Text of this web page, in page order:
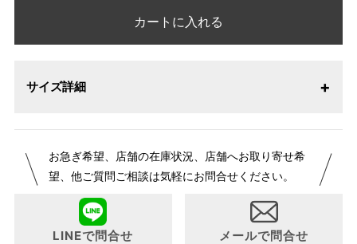
カートに入れる
サイズ詳細
お急ぎ希望、店舗の在庫状況、店舗へお取り寄せ希
望、他ご質問ご相談は気軽にお問合せください。
LINEで問合せ メールで問合せ